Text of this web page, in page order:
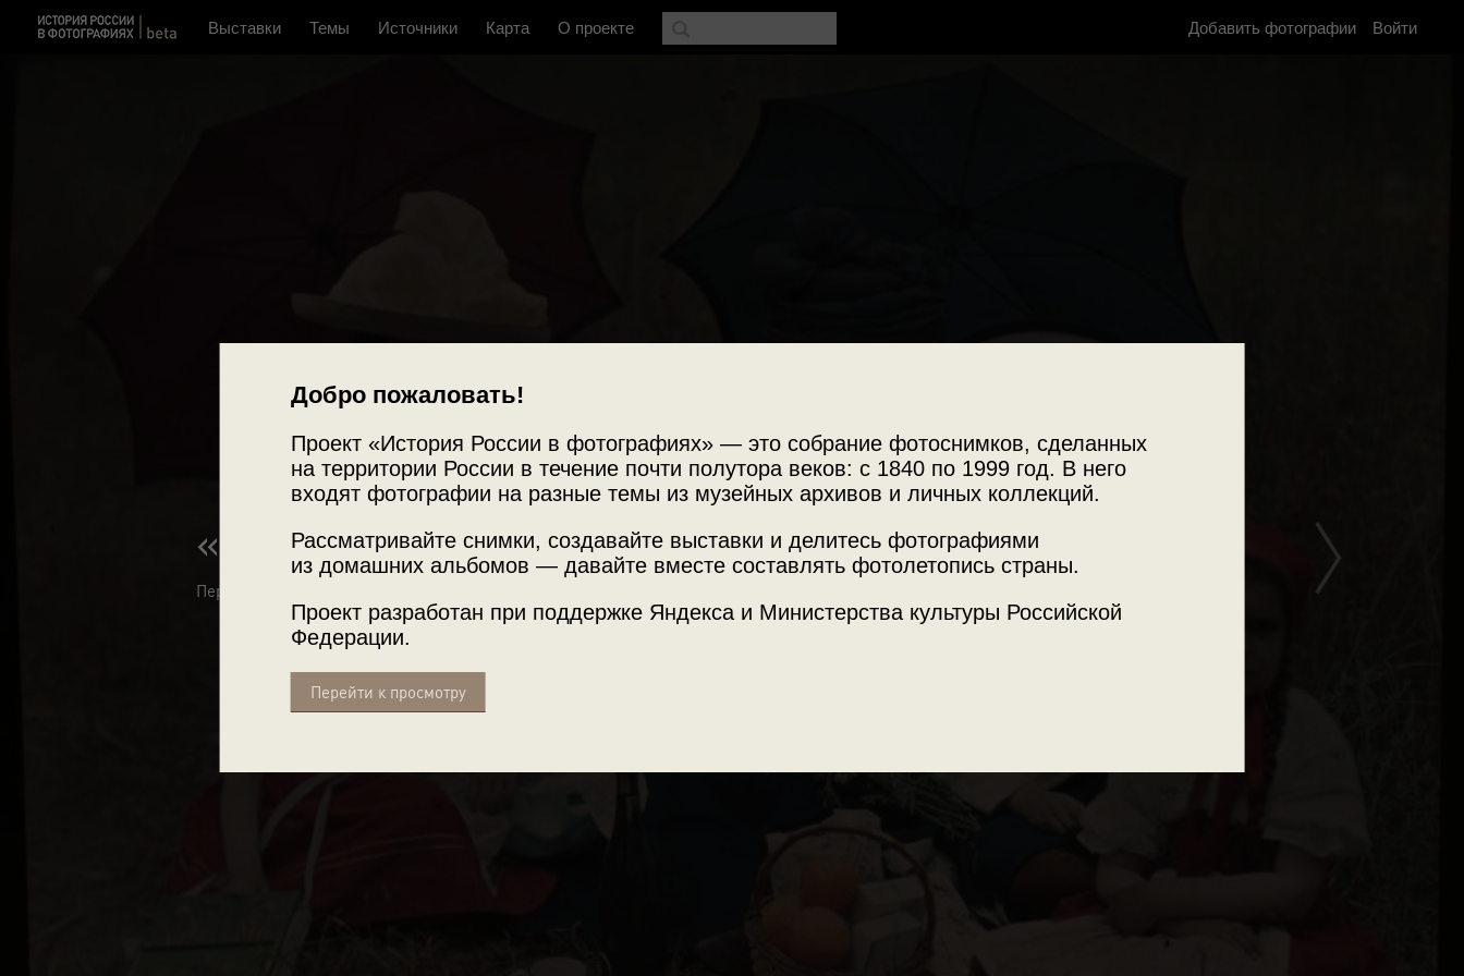
Добро пожаловать!
Проект «История России в фотографиях» — это собрание фотоснимков, сделанных
на территории России в течение почти полутора веков: с 1840 по 1999 год. В него
входят фотографии на разные темы из музейных архивов и личных коллекций.
Рассматривайте снимки, создавайте выставки и делитесь фотографиями
из домашних альбомов — давайте вместе составлять фотолетопись страны.
Проект разработан при поддержке Яндекса и Министерства культуры Российской
Федерации.
Перейти к просмотру
Выставки Темы Источники Карта О проекте Добавить фотографии Войти
«Первоцвет»
Первые эксперименты с цветом в русской фотографии.